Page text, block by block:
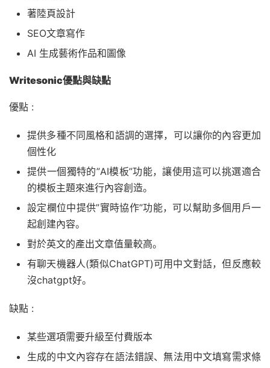
著陸頁設計
SEO文章寫作
AI 生成藝術作品和圖像
Writesonic優點與缺點
優點 :
提供多種不同風格和語調的選擇，可以讓你的內容更加
個性化
提供一個獨特的”AI模板”功能，讓使用這可以挑選適合
的模板主題來進行內容創造。
設定欄位中提供”實時協作”功能，可以幫助多個用戶一
起創建內容。
對於英文的產出文章值量較高。
有聊天機器人(類似ChatGPT)可用中文對話，但反應較
沒chatgpt好。
缺點 :
某些選項需要升級至付費版本
生成的中文內容存在語法錯誤、無法用中文填寫需求條